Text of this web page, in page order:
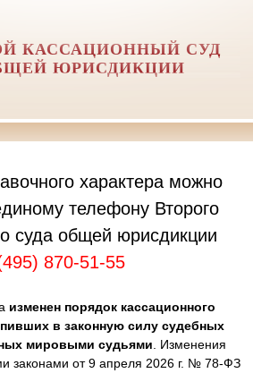
КАССАЦИОННЫЙ СУД
ЮРИСДИКЦИИ
характера можно
телефону Второго
суда общей юрисдикции
870-51-55
изменен порядок кассационного
в законную силу судебных
мировыми судьями . Изменения
законами от 9 апреля 2026 г. № 78-ФЗ